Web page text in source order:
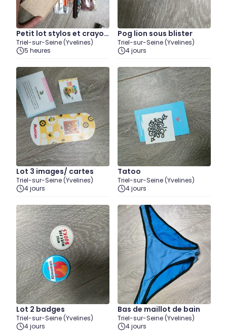
Petit lot stylos et crayon
s à papier
Triel-sur-Seine (Yvelines)
5 heures
Pog lion sous blister
Triel-sur-Seine (Yvelines)
4 jours
Lot 3 images/ cartes
Triel-sur-Seine (Yvelines)
4 jours
Tatoo
Triel-sur-Seine (Yvelines)
4 jours
Lot 2 badges
Triel-sur-Seine (Yvelines)
4 jours
Bas de maillot de bain
Triel-sur-Seine (Yvelines)
4 jours